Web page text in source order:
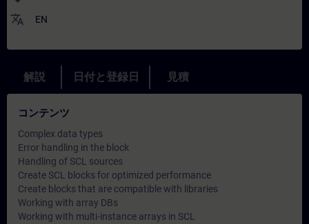
translate EN
解説 日付と登録日 見積
コンテンツ
Complex data types
Error handling in the block
Handling of SCL sources
Create SCL blocks for optimized performance
Create blocks that are compatible with libraries
Working with array DBs
Working with multi-instance arrays in SCL